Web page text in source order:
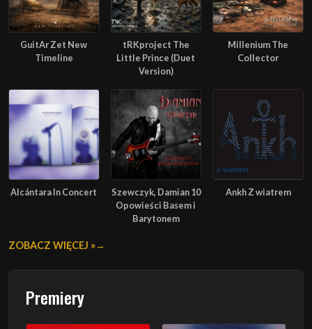
GuitAr Zet New
Timeline
tRKproject The
Little Prince (Duet
Version)
Millenium The
Collector
Alcántara In Concert
Szewczyk, Damian 10
Opowieści Basem i
Barytonem
Ankh Z wiatrem
ZOBACZ WIĘCEJ »
Premiery